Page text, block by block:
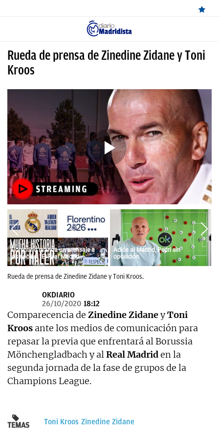
ÚLTIMAS
NOTICIAS
BALONCESTO
CANTERA
FICHAJES
DIRECTO
FEMENINO
PAPARAZZI
OKDIARIO
Rueda de prensa de Zinedine Zidane y Toni
Kroos
Florentino manda un mensaje a
los socios: "El Real Madrid
siempre fue vuestro y siempre lo
Adiós al Madrid, Pedri sin
oposición
Rueda de prensa de Zinedine Zidane y Toni Kroos.
OKDIARIO
26/10/2020 18:12
Comparecencia de Zinedine ZidaneyToni
Kroos ante los medios de comunicación para
repasar la previa que enfrentará al Borussia
Mönchengladbach y alReal Madriden la
segunda jornada de la fase de grupos de la
Champions League.
TEMAS Toni Kroos Zinedine Zidane